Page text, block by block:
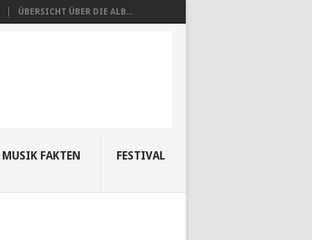
ÜBERSICHT ÜBER DIE ALB...
MUSIK FAKTEN FESTIVAL